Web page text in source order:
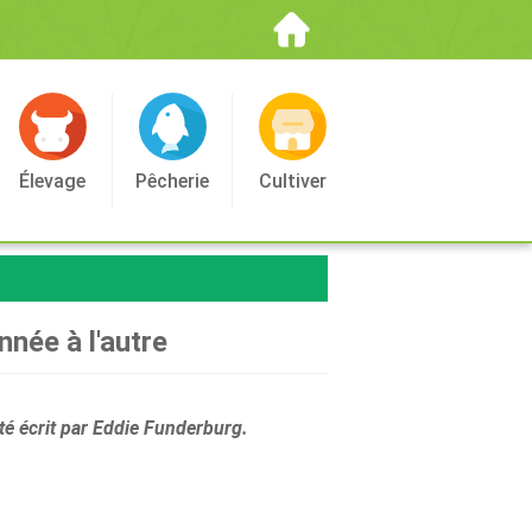
Élevage Pêcherie Cultiver
à l'autre
écrit par Eddie Funderburg.